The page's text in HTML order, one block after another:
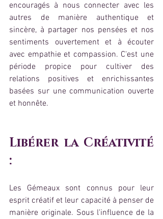
encouragés à nous connecter avec les
autres de manière authentique et
sincère, à partager nos pensées et nos
sentiments ouvertement et à écouter
avec empathie et compassion. C'est une
période propice pour cultiver des
relations positives et enrichissantes
basées sur une communication ouverte
et honnête.
Libérer la Créativité
:
Les Gémeaux sont connus pour leur
esprit créatif et leur capacité à penser de
manière originale. Sous l'influence de la